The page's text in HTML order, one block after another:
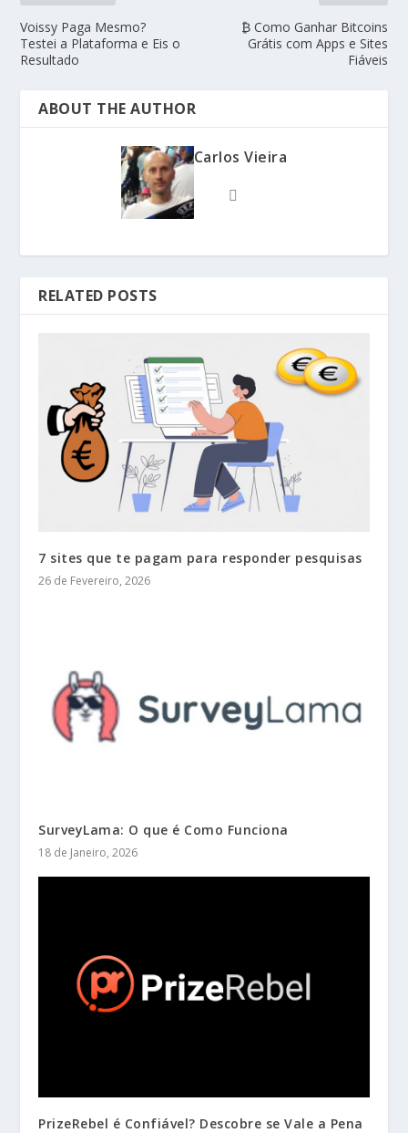
Voissy Paga Mesmo?
Testei a Plataforma e Eis o
Resultado
₿ Como Ganhar Bitcoins
Grátis com Apps e Sites
Fiáveis
ABOUT THE AUTHOR
Carlos Vieira
RELATED POSTS
7 sites que te pagam para responder pesquisas
26 de Fevereiro, 2026
SurveyLama: O que é Como Funciona
18 de Janeiro, 2026
PrizeRebel é Confiável? Descobre se Vale a Pena